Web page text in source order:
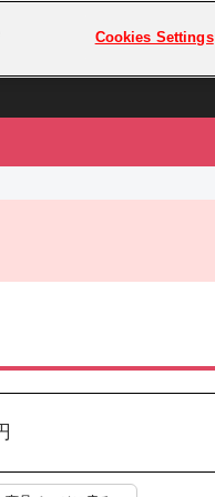
プレミアム会員とは
ン‼
ン
Cookies Settings